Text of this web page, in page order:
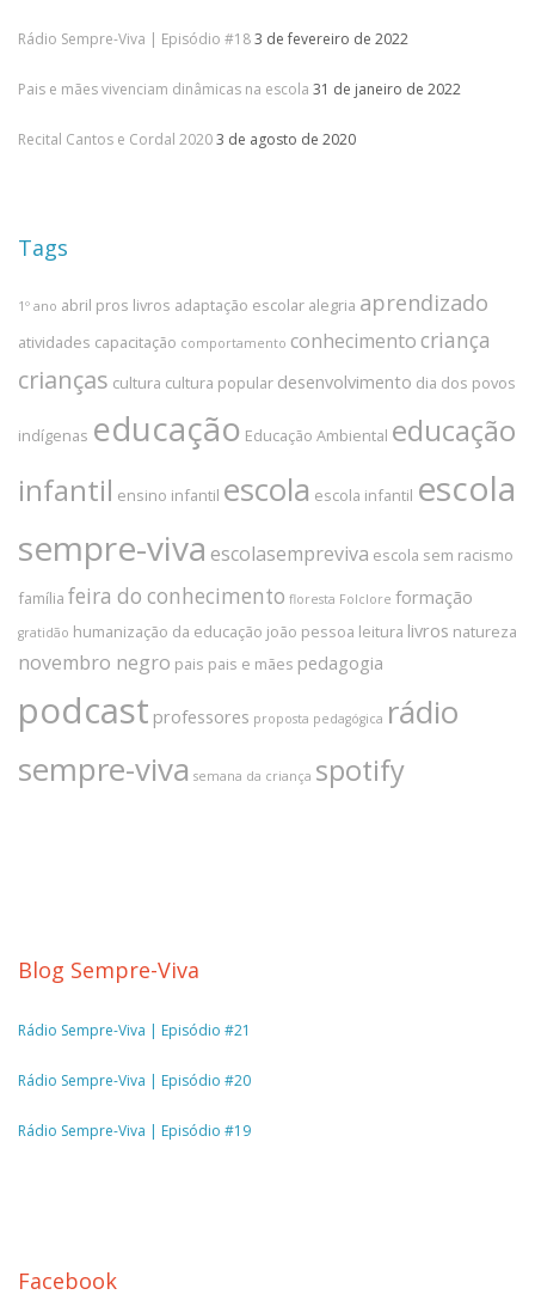
Rádio Sempre-Viva | Episódio #183 de fevereiro de 2022
Pais e mães vivenciam dinâmicas na escola 31 de janeiro de 2022
Recital Cantos e Cordal 20203 de agosto de 2020
Tags
1º ano abril pros livros adaptação escolar alegria aprendizado
atividades capacitação comportamento conhecimentocriança
crianças cultura cultura popular desenvolvimento dia dos povos
indígenas educação Educação Ambiental educação
infantil ensino infantil escola escola infantil escola
sempre-viva escolasempreviva escola sem racismo
família feira do conhecimento floresta Folclore formação
gratidão humanização da educação joão pessoa leitura livros natureza
novembro negro pais pais e mães pedagogia
podcast professores proposta pedagógica rádio
sempre-viva semana da criança spotify
Blog Sempre-Viva
Rádio Sempre-Viva | Episódio #21
Rádio Sempre-Viva | Episódio #20
Rádio Sempre-Viva | Episódio #19
Facebook